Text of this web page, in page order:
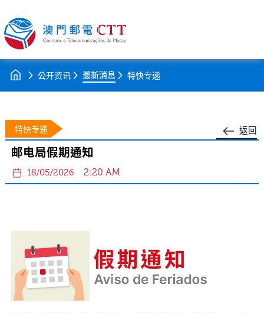
公开资讯 最新消息 特快专递
返回
特快专递
邮电局假期通知
18/05/2026 2:20 AM